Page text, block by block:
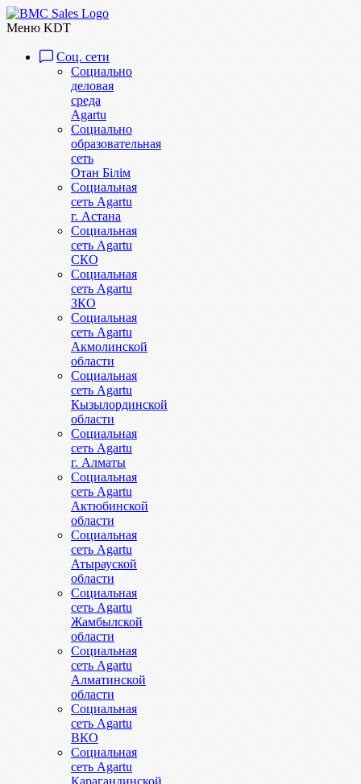
Меню KDT
Соц. сети
Социально
деловая
среда
Agartu
Социально
образовательная
сеть
Отан Бiлiм
Социальная
сеть Agartu
г. Астана
Социальная
сеть Agartu
СКО
Социальная
сеть Agartu
ЗКО
Социальная
сеть Agartu
Акмолинской
области
Социальная
сеть Agartu
Кызылординской
области
Социальная
сеть Agartu
г. Алматы
Социальная
сеть Agartu
Актюбинской
области
Социальная
сеть Agartu
Атырауской
области
Социальная
сеть Agartu
Жамбылской
области
Социальная
сеть Agartu
Алматинской
области
Социальная
сеть Agartu
ВКО
Социальная
сеть Agartu